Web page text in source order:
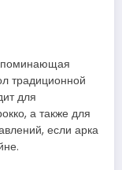
традиционной
для
а также для
если арка